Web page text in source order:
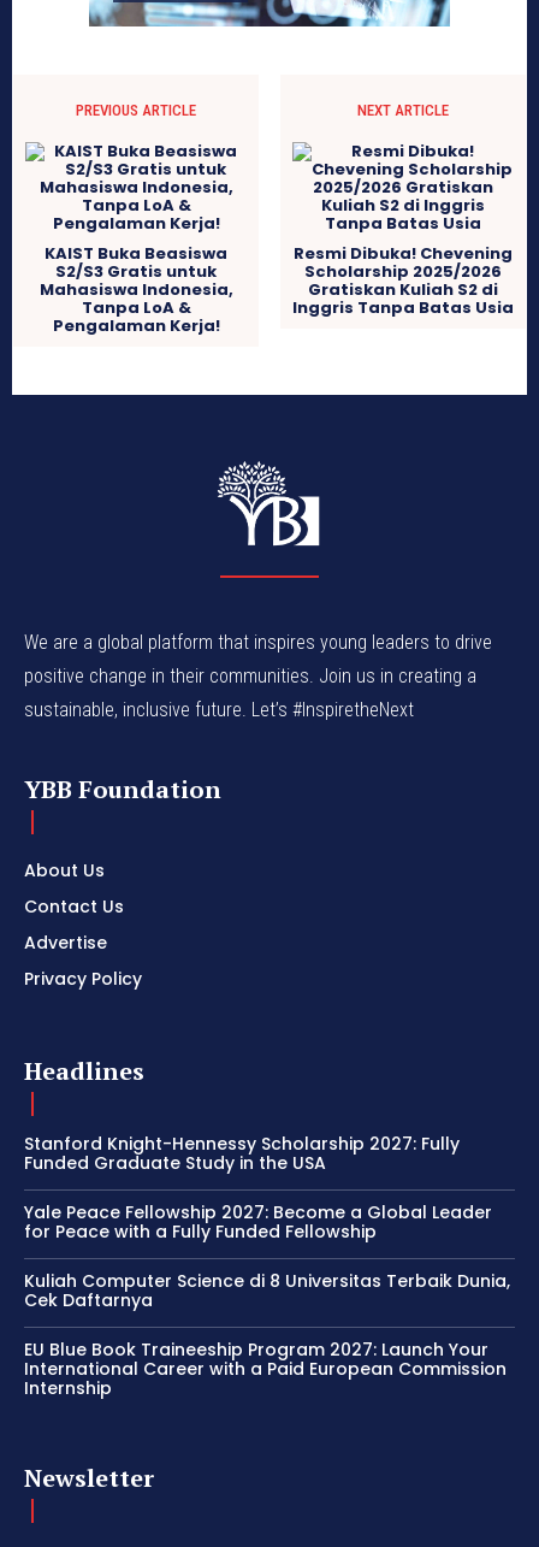
PREVIOUS ARTICLE
KAIST Buka Beasiswa
S2/S3 Gratis untuk
Mahasiswa Indonesia,
Tanpa LoA &
Pengalaman Kerja!
NEXT ARTICLE
Resmi Dibuka! Chevening
Scholarship 2025/2026
Gratiskan Kuliah S2 di
Inggris Tanpa Batas Usia
We are a global platform that inspires young leaders to drive
positive change in their communities. Join us in creating a
sustainable, inclusive future. Let’s #InspiretheNext
YBB Foundation
About Us
Contact Us
Advertise
Privacy Policy
Headlines
Stanford Knight-Hennessy Scholarship 2027: Fully
Funded Graduate Study in the USA
Yale Peace Fellowship 2027: Become a Global Leader
for Peace with a Fully Funded Fellowship
Kuliah Computer Science di 8 Universitas Terbaik Dunia,
Cek Daftarnya
EU Blue Book Traineeship Program 2027: Launch Your
International Career with a Paid European Commission
Internship
Newsletter